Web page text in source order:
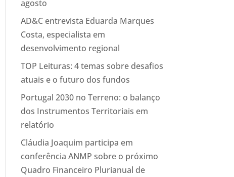
agosto
AD&C entrevista Eduarda Marques
Costa, especialista em
desenvolvimento regional
TOP Leituras: 4 temas sobre desafios
atuais e o futuro dos fundos
Portugal 2030 no Terreno: o balanço
dos Instrumentos Territoriais em
relatório
Cláudia Joaquim participa em
conferência ANMP sobre o próximo
Quadro Financeiro Plurianual de